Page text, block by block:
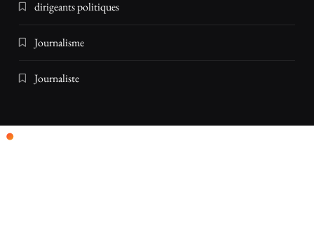
dirigeants politiques
Journalisme
Journaliste